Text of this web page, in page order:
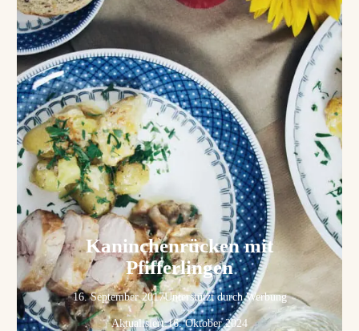
Kaninchenrücken mit
Pfifferlingen
16. September 2017Unterstützt durch Werbung
Aktualisiert:16. Oktober 2024